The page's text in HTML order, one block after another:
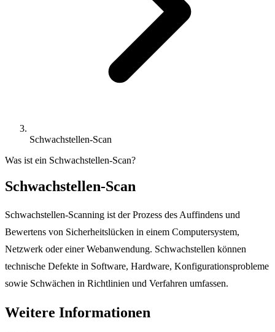
Schwachstellen-Scan
Was ist ein Schwachstellen-Scan?
Schwachstellen-Scan
Schwachstellen-Scanning ist der Prozess des Auffindens und
Bewertens von Sicherheitslücken in einem Computersystem,
Netzwerk oder einer Webanwendung. Schwachstellen können
technische Defekte in Software, Hardware, Konfigurationsprobleme
sowie Schwächen in Richtlinien und Verfahren umfassen.
Weitere Informationen